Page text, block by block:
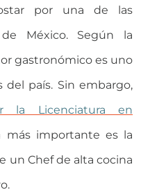
por una de las
México. Según la
gastronómico es uno
del país. Sin embargo,
la Licenciatura en
más importante es la
un Chef de alta cocina